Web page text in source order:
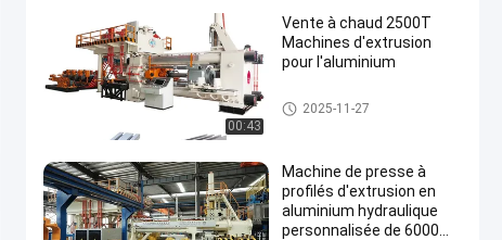
00:43
Vente à chaud 2500T
Machines d'extrusion
pour l'aluminium
Machine à extruder de l'alumin
ium
2025-11-27
Machine de presse à
profilés d'extrusion en
aluminium hydraulique
personnalisée de 6000